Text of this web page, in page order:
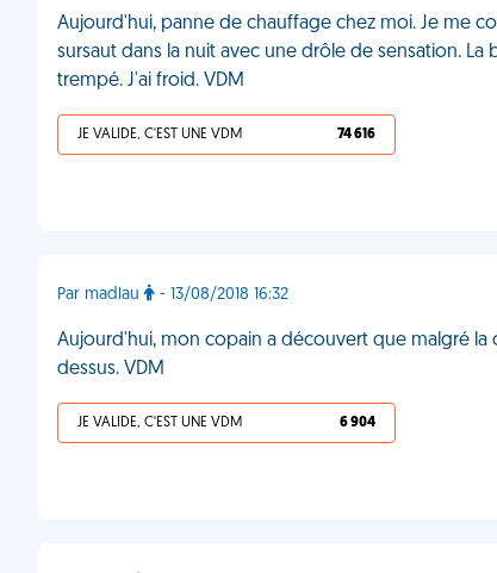
Aujourd'hui, panne de chauffage chez moi. Je me
sursaut dans la nuit avec une drôle de sensation.
trempé. J'ai froid. VDM
JE VALIDE, C'EST UNE VDM 74 616
Par madlau - 13/08/2018 16:32
Aujourd'hui, mon copain a découvert que malgré la
dessus. VDM
JE VALIDE, C'EST UNE VDM 6 904